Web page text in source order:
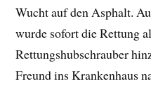
Wucht auf den Asphalt.
wurde sofort die Rettung
Rettungshubschrauber
Freund ins Krankenhaus